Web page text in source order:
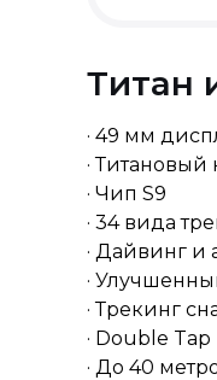
Титан
· 49 мм
·
· Чип S9
· 34 вида
· Дайвинг и
·
· Трекинг
· Double Tap
· До 40